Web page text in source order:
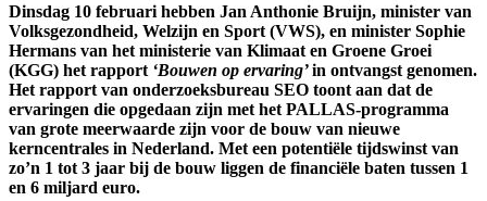
Dinsdag 10 februari hebben Jan Anthonie Bruijn, minister van
Volksgezondheid, Welzijn en Sport (VWS), en minister Sophie
Hermans van het ministerie van Klimaat en Groene Groei
(KGG) het rapport ‘Bouwen op ervaring’in ontvangst genomen.
Het rapport van onderzoeksbureau SEO toont aan dat de
ervaringen die opgedaan zijn met het PALLAS-programma
van grote meerwaarde zijn voor de bouw van nieuwe
kerncentrales in Nederland. Met een potentiële tijdswinst van
zo’n 1 tot 3 jaar bij de bouw liggen de financiële baten tussen 1
en 6 miljard euro.